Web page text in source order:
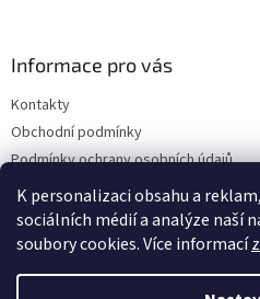
K personalizaci obsahu a
sociálních médií a analýze naší
soubory cookies. Více informací
Informace pro vás
Kontakty
Obchodní podmínky
Podmínky ochrany osobních údajů
Dodací a platební podmínky